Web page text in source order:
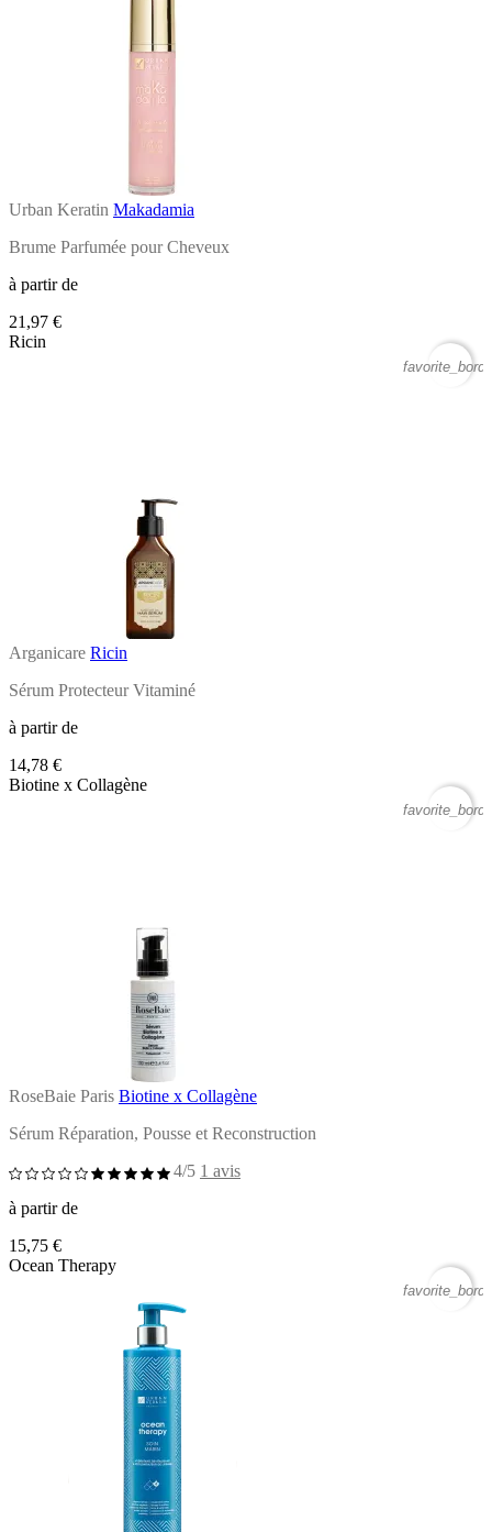
Urban Keratin Makadamia
Brume Parfumée pour Cheveux
à partir de
21,97 €
Ricin
Arganicare Ricin
Sérum Protecteur Vitaminé
à partir de
14,78 €
Biotine x Collagène
RoseBaie Paris Biotine x Collagène
Sérum Réparation, Pousse et Reconstruction
4/5 1 avis
à partir de
15,75 €
Ocean Therapy